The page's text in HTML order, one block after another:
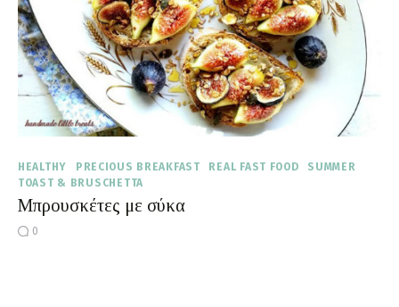
Moments of Mine
FAQ
HEALTHY PRECIOUS BREAKFAST REAL FAST FOOD
SUMMER
TOAST & BRUSCHETTA
Μπρουσκέτες με σύκα
0